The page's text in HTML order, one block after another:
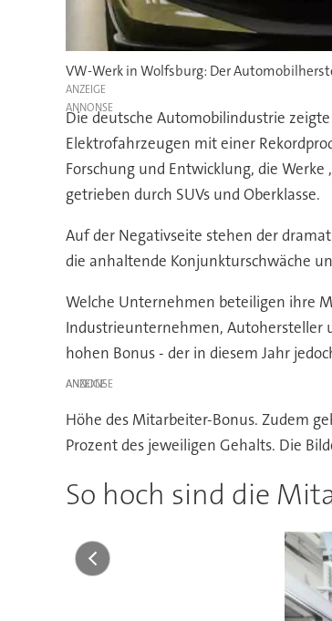
VW-Werk in Wolfsburg: Der
ANZEIGE
Die deutsche Automobilindustrie
Elektrofahrzeugen mit einer
Forschung und Entwicklung, die
getrieben durch SUVs und Oberklasse.
Auf der Negativseite stehen der
die anhaltende Konjunkturschwäche
Welche Unternehmen beteiligen ihre
Industrieunternehmen, Autohersteller
hohen Bonus - der in diesem Jahr
ANZEIGE
Höhe des Mitarbeiter-Bonus. Zudem
Prozent des jeweiligen Gehalts. Die
So hoch sind die